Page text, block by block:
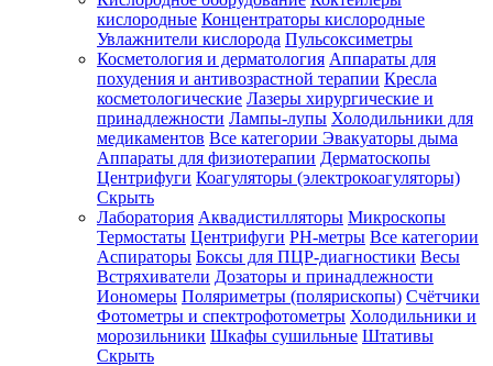
Зарегистрироваться
Зачем
регистрироваться?
Все
покупки
одном
месте
Личный
менеджер
Отслеживание
кислородные Концентраторы кислородные
Увлажнители кислорода Пульсоксиметры
Косметология и дерматология Аппараты для
похудения и антивозрастной терапии Кресла
косметологические Лазеры хирургические и
принадлежности Лампы-лупы Холодильники для
медикаментов Все категории Эвакуаторы дыма
Аппараты для физиотерапии Дерматоскопы
Центрифуги Коагуляторы (электрокоагуляторы)
Скрыть
Лаборатория Аквадистилляторы Микроскопы
Термостаты Центрифуги PH-метры Все категории
Аспираторы Боксы для ПЦР-диагностики Весы
Встряхиватели Дозаторы и принадлежности
Иономеры Поляриметры (полярископы) Счётчики
Фотометры и спектрофотометры Холодильники и
морозильники Шкафы сушильные Штативы
Скрыть